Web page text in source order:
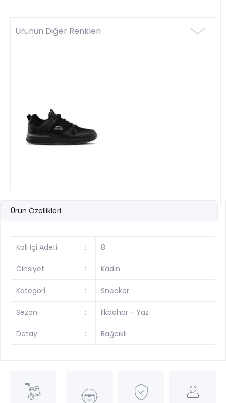
Ürünün Diğer Renkleri
Ürün Özellikleri
Koli İçi Adeti : 8
Cinsiyet : Kadın
Kategori : Sneaker
Sezon : İlkbahar - Yaz
Detay : Bağcıklı